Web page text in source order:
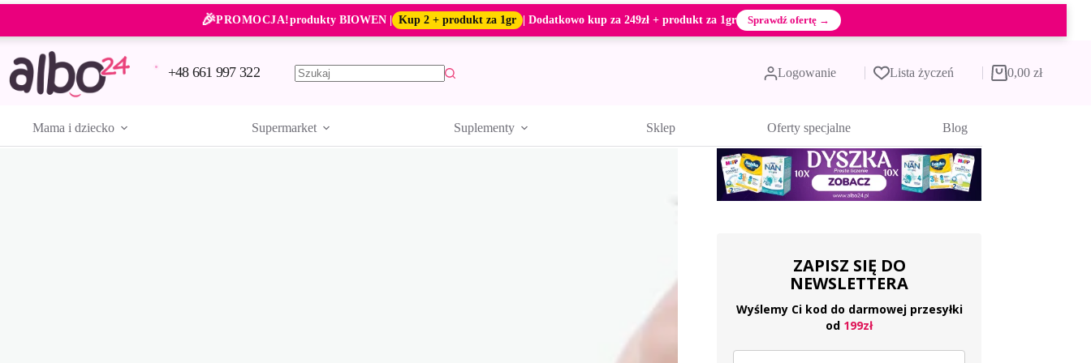
Przejdź
treści
🎉PROMOCJA!produkty BIOWEN | Kup 2 + produkt za 1gr | Dodatkowo kup za 249zł + produkt za 1gr Sprawdź ofertę →
+48 661 997 322 Logowanie Lista życzeń Koszyk
0,00 zł
Mama i dziecko Supermarket Suplementy Sklep Oferty specjalne Blog
ZAPISZ SIĘ DO
NEWSLETTERA
Wyślemy Ci kod do darmowej przesyłki
od 199zł